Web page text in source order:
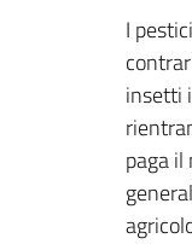
I
insetti
paga